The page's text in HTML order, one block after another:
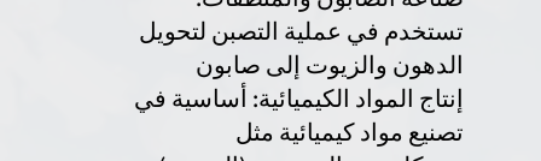
تستخدم في عملية التصبن لتحويل
الدهون والزيوت إلى صابون
إنتاج المواد الكيميائية: أساسية في
تصنيع مواد كيميائية مثل